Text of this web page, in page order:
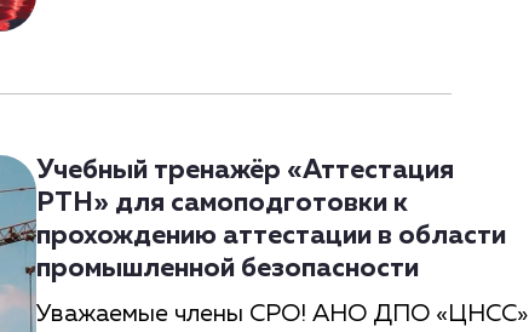
Учебный тренажёр «Аттестация
РТН» для самоподготовки к
прохождению аттестации в области
промышленной безопасности
Уважаемые члены СРО! АНО ДПО «ЦНСС»